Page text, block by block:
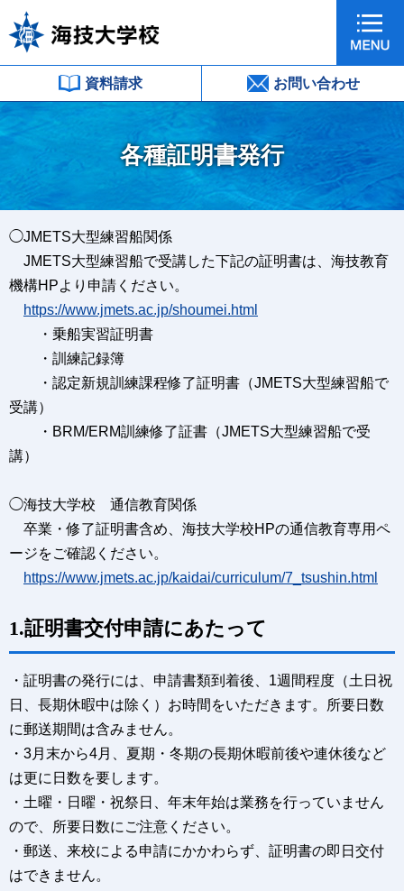
資料請求 お問い合わせ
各種証明書発行
◯JMETS大型練習船関係
JMETS大型練習船で受講した下記の証明書は、海技教育
機構HPより申請ください。
https://www.jmets.ac.jp/shoumei.html
・乗船実習証明書
・訓練記録簿
・認定新規訓練課程修了証明書（JMETS大型練習船で
受講）
・BRM/ERM訓練修了証書（JMETS大型練習船で受
講）
◯海技大学校 通信教育関係
卒業・修了証明書含め、海技大学校HPの通信教育専用ペ
ージをご確認ください。
https://www.jmets.ac.jp/kaidai/curriculum/7_tsushin.html
1.証明書交付申請にあたって
・証明書の発行には、申請書類到着後、1週間程度（土日祝
日、長期休暇中は除く）お時間をいただきます。所要日数
に郵送期間は含みません。
・3月末から4月、夏期・冬期の長期休暇前後や連休後など
は更に日数を要します。
・土曜・日曜・祝祭日、年末年始は業務を行っていません
ので、所要日数にご注意ください。
・郵送、来校による申請にかかわらず、証明書の即日交付
はできません。